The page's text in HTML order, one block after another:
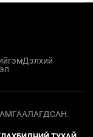
Дэлхий